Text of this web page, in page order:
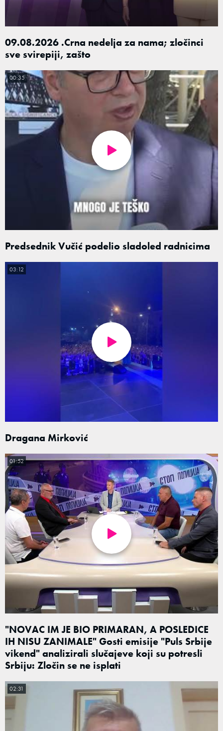
09.08.2026 .Crna nedelja za nama; zločinci
sve svirepiji, zašto
Predsednik Vučić podelio sladoled radnicima
00:35
Dragana Mirković
03:12
"NOVAC IM JE BIO PRIMARAN, A POSLEDICE
IH NISU ZANIMALE" Gosti emisije "Puls Srbije
vikend" analizirali slučajeve koji su potresli
Srbiju: Zločin se ne isplati
01:52
02:31